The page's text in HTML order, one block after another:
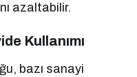
azaltabilir.
Kullanımı
bazı sanayi